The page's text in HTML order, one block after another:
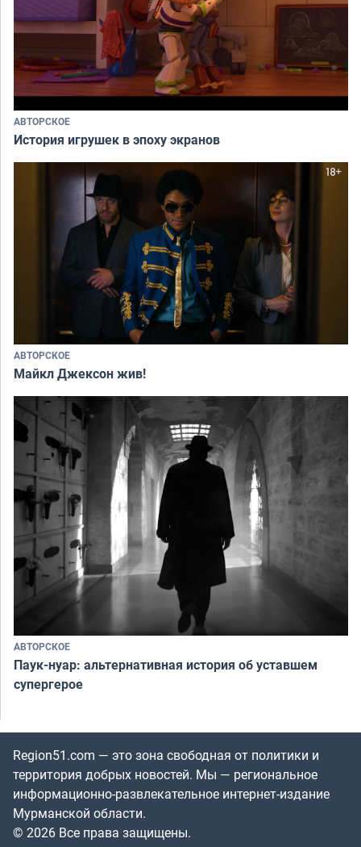
АВТОРСКОЕ
История игрушек в эпоху экранов
АВТОРСКОЕ
Майкл Джексон жив!
АВТОРСКОЕ
Паук-нуар: альтернативная история об уставшем
супергерое
Region51.com — это зона свободная от политики и
территория добрых новостей. Мы — региональное
информационно-развлекательное интернет-издание
Мурманской области.
© 2026 Все права защищены.